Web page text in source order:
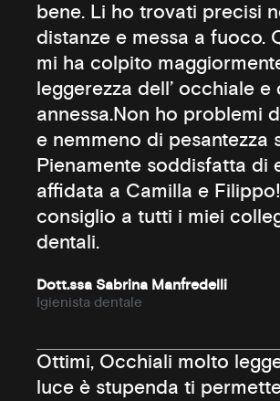
bene. Li ho trovati precisi
distanze e messa a fuoco.
mi ha colpito
leggerezza dell’ occhiale e
annessa.Non ho problemi
e nemmeno di pesantezza
Pienamente soddisfatta di
affidata a Camilla e
consiglio a tutti i miei
dentali.
Dott.ssa Sabrina Manfredelli
Igienista dentale
Ottimi, Occhiali molto
luce è stupenda ti